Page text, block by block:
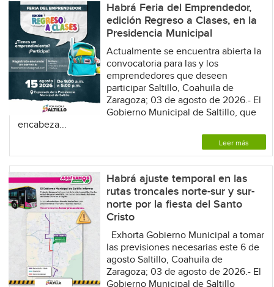
Habrá Feria del Emprendedor,
edición Regreso a Clases, en la
Presidencia Municipal
Actualmente se encuentra abierta la
convocatoria para las y los
emprendedores que deseen
participar Saltillo, Coahuila de
Zaragoza; 03 de agosto de 2026.- El
Gobierno Municipal de Saltillo, que
encabeza...
Leer más
Habrá ajuste temporal en las
rutas troncales norte-sur y sur-
norte por la fiesta del Santo
Cristo
Exhorta Gobierno Municipal a tomar
las previsiones necesarias este 6 de
agosto Saltillo, Coahuila de
Zaragoza; 03 de agosto de 2026.- El
Gobierno Municipal de Saltillo